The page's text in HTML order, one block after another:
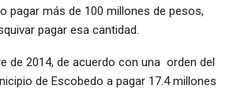
pagar más de 100 millones de pesos,
pagar esa cantidad.
de 2014, de acuerdo con una orden del
de Escobedo a pagar 17.4 millones